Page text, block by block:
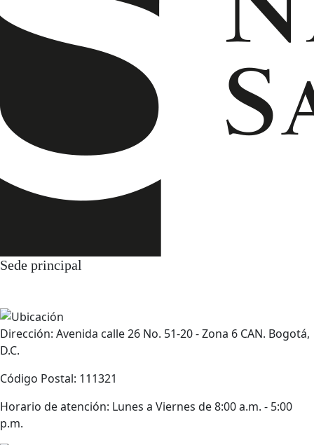
Sede principal
Dirección: Avenida calle 26 No. 51-20 - Zona 6 CAN. Bogotá,
D.C.
Código Postal: 111321
Horario de atención: Lunes a Viernes de 8:00 a.m. - 5:00
p.m.